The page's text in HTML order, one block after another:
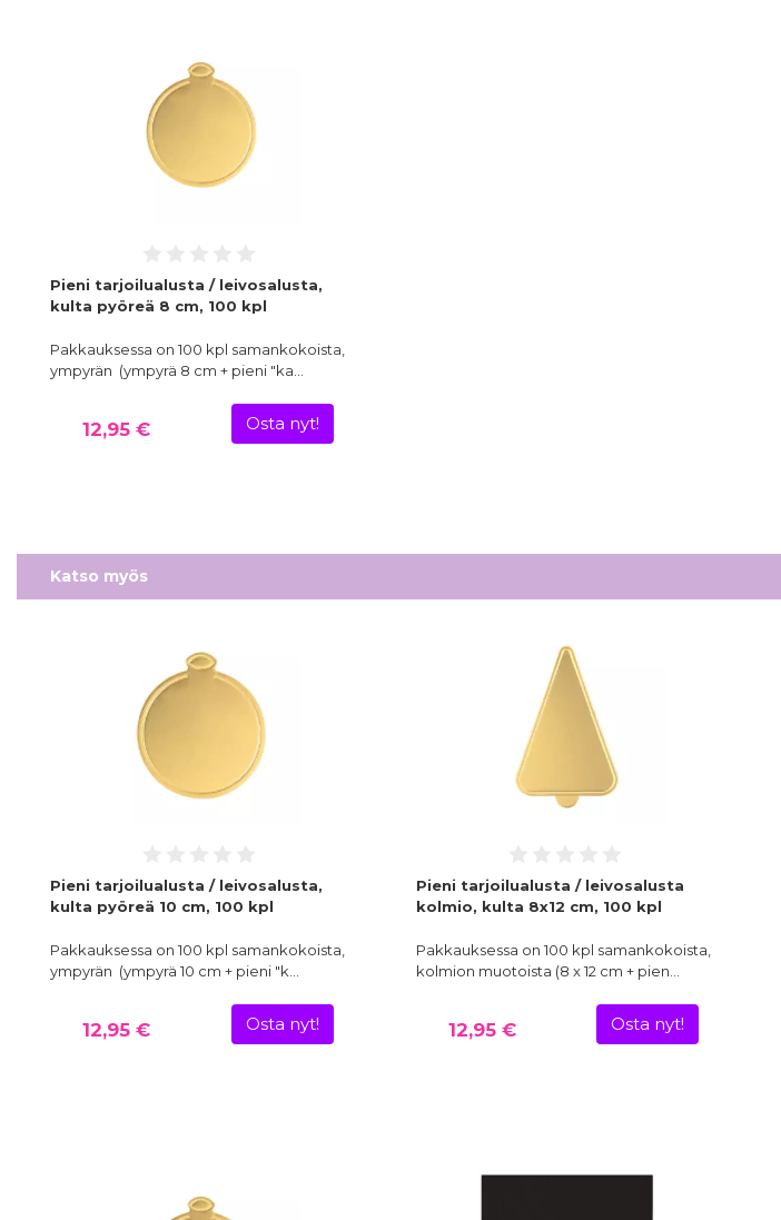
Pieni tarjoilualusta / leivosalusta,
kulta pyöreä 8 cm, 100 kpl
Pakkauksessa on 100 kpl samankokoista,
ympyrän (ympyrä 8 cm + pieni "ka…
12,95 € Osta nyt!
Katso myös
Pieni tarjoilualusta / leivosalusta,
kulta pyöreä 10 cm, 100 kpl
Pakkauksessa on 100 kpl samankokoista,
ympyrän (ympyrä 10 cm + pieni "k…
12,95 € Osta nyt!
Pieni tarjoilualusta / leivosalusta
kolmio, kulta 8x12 cm, 100 kpl
Pakkauksessa on 100 kpl samankokoista,
kolmion muotoista (8 x 12 cm + pien…
12,95 € Osta nyt!